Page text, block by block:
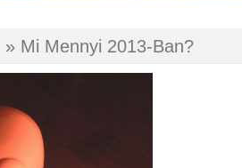
» Mi Mennyi 2013-Ban?